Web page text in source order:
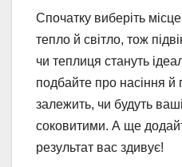
Спочатку виберіть
тепло й світло, тож
чи теплиця стануть
подбайте про насіння й
залежить, чи будуть
соковитими. А ще
результат вас здивує!